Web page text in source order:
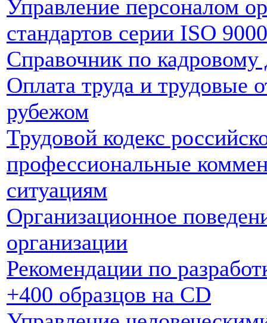
Управление персоналом
стандартов серии ISO 9000
Справочник по кадровому
Оплата труда и трудовые
рубежом
Трудовой кодекс
профессиональные
ситуациям
Организационное
организации
Рекомендации по
+400 образцов на CD